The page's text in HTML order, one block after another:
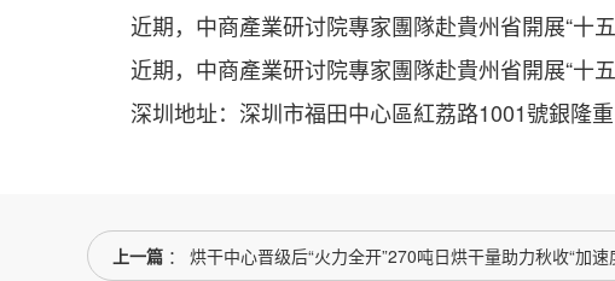
近期，中商產業研讨院專家團隊赴貴州省開展“十
近期，中商產業研讨院專家團隊赴貴州省開展“十
深圳地址：深圳市福田中心區紅荔路1001號銀隆
上一篇 ： 烘干中心晋级后“火力全开”270吨日烘干量助力秋收“加速